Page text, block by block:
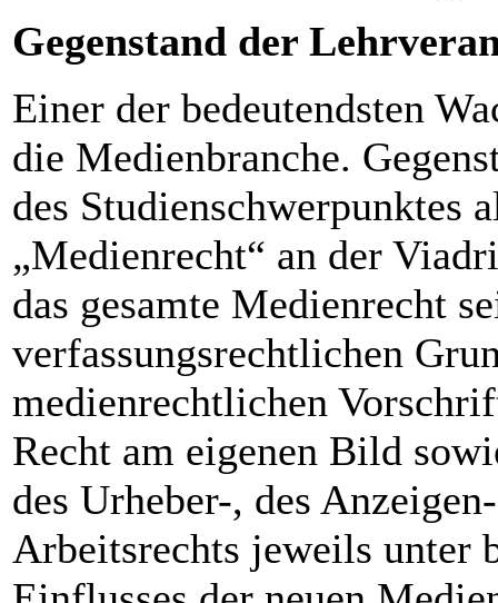
Gegenstand der
Einer der bedeutendsten
die Medienbranche.
des Studienschwerpunktes
„Medienrecht“ an der
das gesamte Medienrecht
verfassungsrechtlichen
medienrechtlichen
Recht am eigenen Bild
des Urheber-, des
Arbeitsrechts jeweils unter